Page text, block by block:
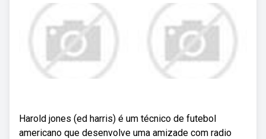
Harold jones (ed harris) é um técnico de futebol
americano que desenvolve uma amizade com radio